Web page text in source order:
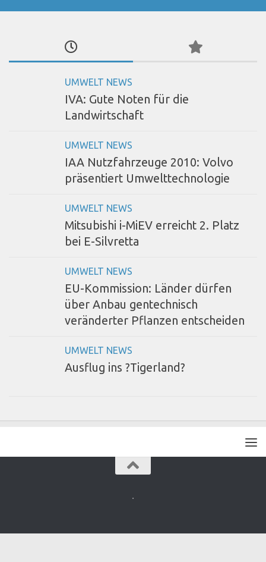
UMWELT NEWS
IVA: Gute Noten für die
Landwirtschaft
UMWELT NEWS
IAA Nutzfahrzeuge 2010: Volvo
präsentiert Umwelttechnologie
UMWELT NEWS
Mitsubishi i-MiEV erreicht 2. Platz
bei E-Silvretta
UMWELT NEWS
EU-Kommission: Länder dürfen
über Anbau gentechnisch
veränderter Pflanzen entscheiden
UMWELT NEWS
Ausflug ins ?Tigerland?
.